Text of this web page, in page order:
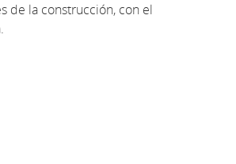
de la construcción, con el